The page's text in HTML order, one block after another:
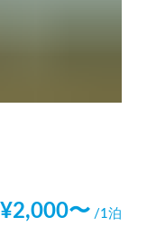
¥2,000〜 /1泊